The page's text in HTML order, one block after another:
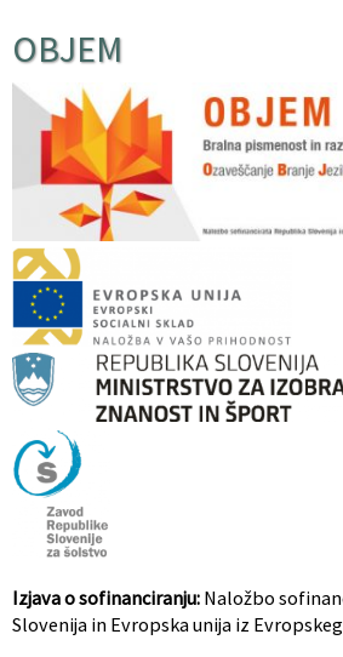
OBJEM
Izjava o sofinanciranju: Naložbo
Slovenija in Evropska unija iz